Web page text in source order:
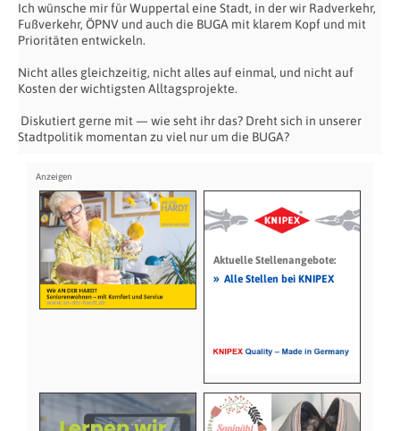
Ich wünsche mir für Wuppertal eine Stadt, in der wir Radverkehr,
Fußverkehr, ÖPNV und auch die BUGA mit klarem Kopf und mit
Prioritäten entwickeln.
Nicht alles gleichzeitig, nicht alles auf einmal, und nicht auf
Kosten der wichtigsten Alltagsprojekte.
Diskutiert gerne mit — wie seht ihr das? Dreht sich in unserer
Stadtpolitik momentan zu viel nur um die BUGA?
Aktuelle Stellenangebote:
» Alle Stellen bei KNIPEX